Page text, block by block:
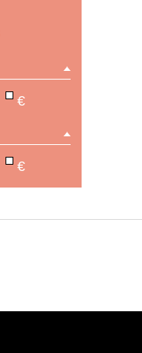
€
€